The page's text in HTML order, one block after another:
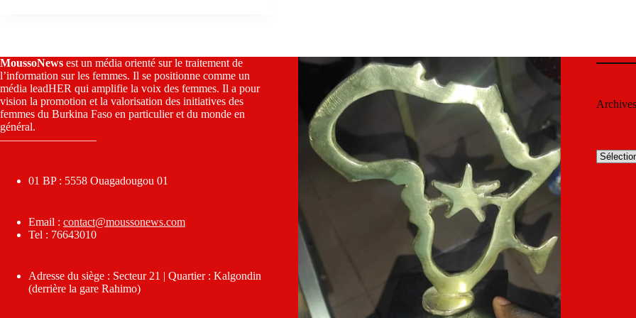
MoussoNews est un média orienté sur le traitement de
l’information sur les femmes. Il se positionne comme un
média leadHER qui amplifie la voix des femmes. Il a pour
vision la promotion et la valorisation des initiatives des
femmes du Burkina Faso en particulier et du monde en
général.
————————–
01 BP : 5558 Ouagadougou 01
Email : contact@moussonews.com
Tel : 76643010
Adresse du siège : Secteur 21 | Quartier : Kalgondin
(derrière la gare Rahimo)
Archives
Archives